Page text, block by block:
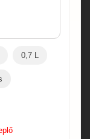
0,7 L